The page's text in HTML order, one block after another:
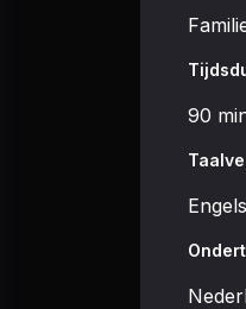
90
Engels